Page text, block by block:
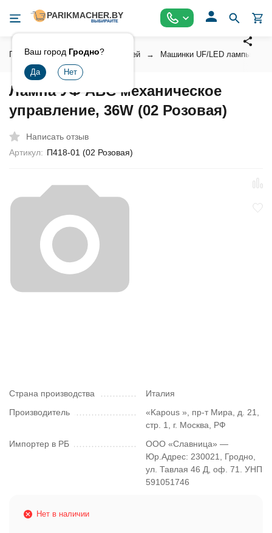
Ваш город Гродно?
Главная Косметика для ногтей Машинки UF/LED лампы для
Лампа УФ ABC механическое
управление, 36W (02 Розовая)
Написать отзыв
Артикул: П418-01 (02 Розовая)
Страна производства
Италия
Производитель
«Kapous », пр-т Мира, д. 21,
стр. 1, г. Москва, РФ
Импортер в РБ
ООО «Славница» —
Юр.Адрес: 230021, Гродно,
ул. Тавлая 46 Д, оф. 71. УНП
591051746
Нет в наличии